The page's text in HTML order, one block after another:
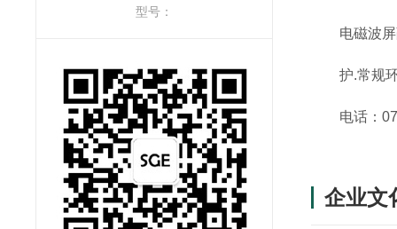
型号：
电磁波
护.常规
电话：
企业文